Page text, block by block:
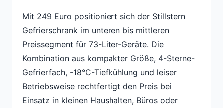
Mit 249 Euro positioniert sich der Stillstern
Gefrierschrank im unteren bis mittleren
Preissegment für 73-Liter-Geräte. Die
Kombination aus kompakter Größe, 4-Sterne-
Gefrierfach, -18°C-Tiefkühlung und leiser
Betriebsweise rechtfertigt den Preis bei
Einsatz in kleinen Haushalten, Büros oder